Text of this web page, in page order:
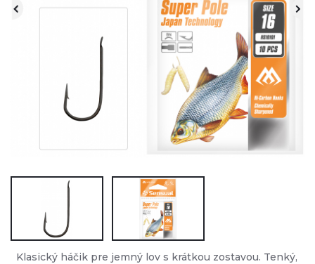
Klasický háčik pre jemný lov s krátkou zostavou. Tenký,